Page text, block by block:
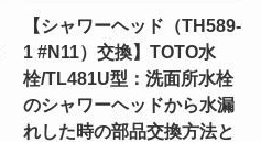
【シャワーヘッド（TH589-
1 #N11）交換】TOTO水
栓/TL481U型：洗面所水栓
のシャワーヘッドから水漏
れした時の部品交換方法と